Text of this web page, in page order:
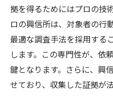
拠を得るためにはプロの技
ロの興信所は、対象者の行
最適な調査手法を採用する
します。この専門性が、依
鍵となります。さらに、興
せており、収集した証拠が